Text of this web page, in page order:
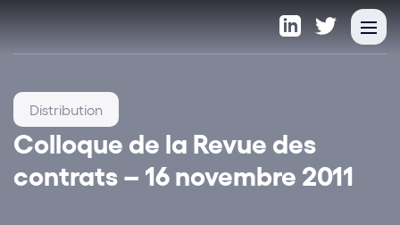
Colloque de la Revue des
contrats – 16 novembre 2011
Distribution